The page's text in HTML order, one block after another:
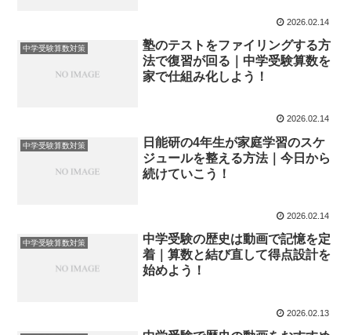
2026.02.14
中学受験算数対策
塾のテストをファイリングする方
法で復習が回る｜中学受験算数を
家で仕組み化しよう！
2026.02.14
中学受験算数対策
日能研の4年生が家庭学習のスケ
ジュールを整える方法｜今日から
続けていこう！
2026.02.14
中学受験算数対策
中学受験の歴史は動画で記憶を定
着｜算数と結び直して得点設計を
始めよう！
2026.02.13